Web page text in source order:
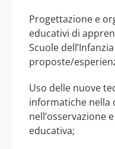
Progettazione e
educativi di
Scuole
proposte/
Uso delle nuove
informatiche nella
nell’osservazione
educativa;